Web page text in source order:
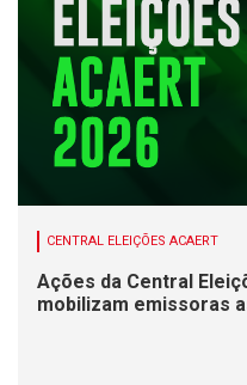
CENTRAL ELEIÇÕES ACAERT
Ações da Central
mobilizam emissoras